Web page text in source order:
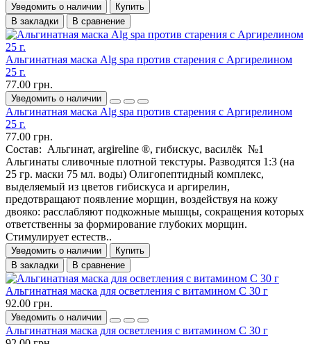
Уведомить о наличии
Купить
В закладки
В сравнение
Альгинатная маска Alg spa против старения с Аргирелином
25 г.
77.00 грн.
Уведомить о наличии
Альгинатная маска Alg spa против старения с Аргирелином
25 г.
77.00 грн.
Состав: Альгинат, argireline ®, гибискус, василёк №1
Альгинаты сливочные плотной текстуры. Разводятся 1:3 (на
25 гр. маски 75 мл. воды) Олигопептидный комплекс,
выделяемый из цветов гибискуса и аргирелин,
предотвращают появление морщин, воздействуя на кожу
двояко: расслабляют подкожные мышцы, сокращения которых
ответственны за формирование глубоких морщин.
Стимулирует естеств..
Уведомить о наличии
Купить
В закладки
В сравнение
Альгинатная маска для осветления с витамином С 30 г
92.00 грн.
Уведомить о наличии
Альгинатная маска для осветления с витамином С 30 г